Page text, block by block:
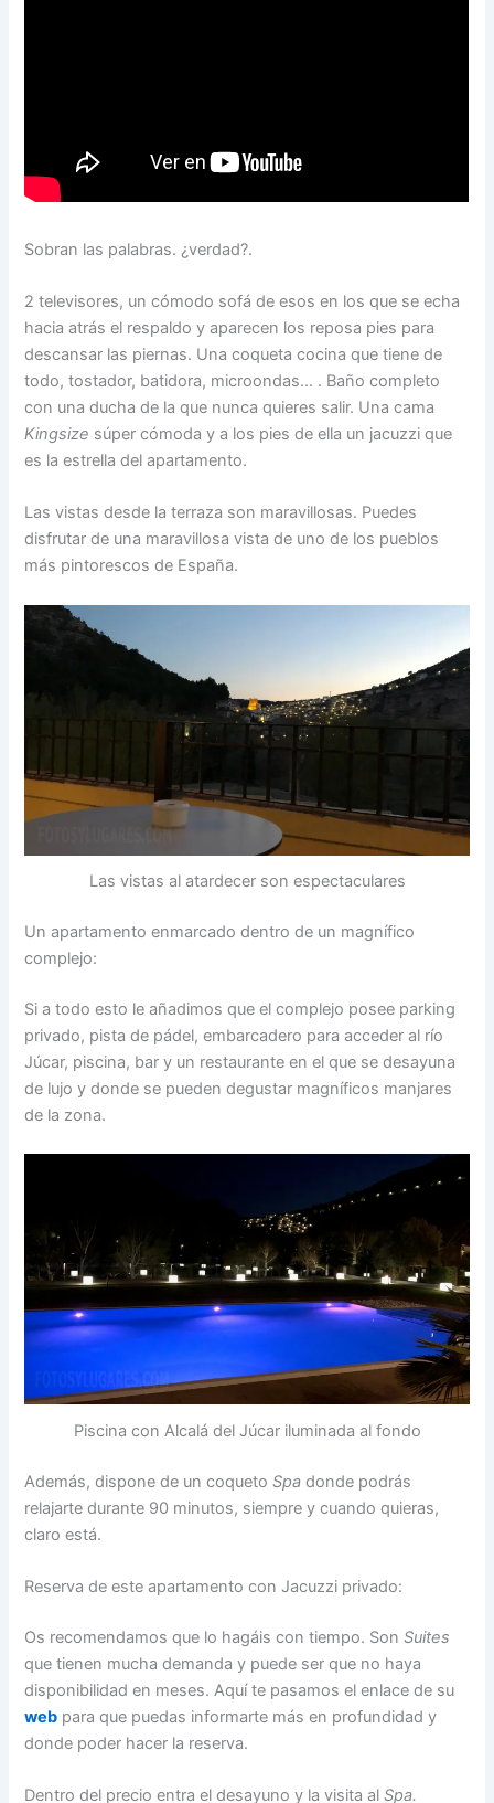
Sobran las palabras. ¿verdad?.
2 televisores, un cómodo sofá de esos en los que se echa
hacia atrás el respaldo y aparecen los reposa pies para
descansar las piernas. Una coqueta cocina que tiene de
todo, tostador, batidora, microondas… . Baño completo
con una ducha de la que nunca quieres salir. Una cama
Kingsize súper cómoda y a los pies de ella un jacuzzi que
es la estrella del apartamento.
Las vistas desde la terraza son maravillosas. Puedes
disfrutar de una maravillosa vista de uno de los pueblos
más pintorescos de España.
Las vistas al atardecer son espectaculares
Un apartamento enmarcado dentro de un magnífico
complejo:
Si a todo esto le añadimos que el complejo posee parking
privado, pista de pádel, embarcadero para acceder al río
Júcar, piscina, bar y un restaurante en el que se desayuna
de lujo y donde se pueden degustar magníficos manjares
de la zona.
Piscina con Alcalá del Júcar iluminada al fondo
Además, dispone de un coquetoSpa donde podrás
relajarte durante 90 minutos, siempre y cuando quieras,
claro está.
Reserva de este apartamento con Jacuzzi privado:
Os recomendamos que lo hagáis con tiempo. SonSuites
que tienen mucha demanda y puede ser que no haya
disponibilidad en meses. Aquí te pasamos el enlace de su
web para que puedas informarte más en profundidad y
donde poder hacer la reserva.
Dentro del precio entra el desayuno y la visita alSpa.